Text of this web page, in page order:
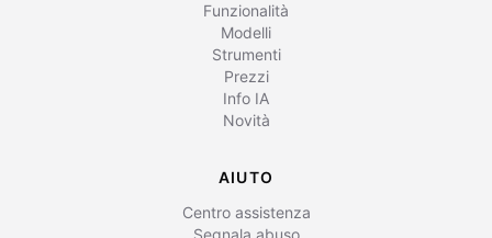
Funzionalità
Modelli
Strumenti
Prezzi
Info IA
Novità
AIUTO
Centro assistenza
Segnala abuso